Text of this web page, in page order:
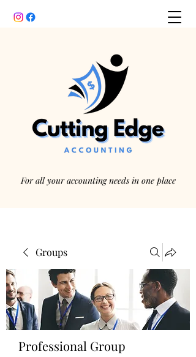
For all your accounting needs in one place
jennifermcchesney@yahoo.com
(604) 445-2082
Groups
Professional Group